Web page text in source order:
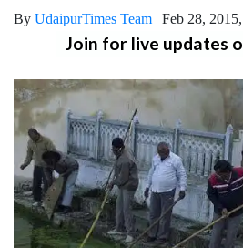
By UdaipurTimes Team | Feb 28,
Join for live updates